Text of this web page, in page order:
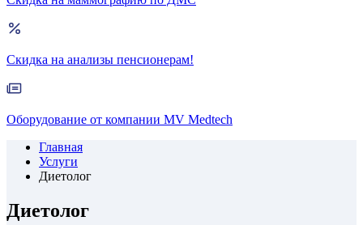
Скидка на анализы пенсионерам!
Оборудование от компании MV Medtech
Главная
Услуги
Диетолог
Диетолог